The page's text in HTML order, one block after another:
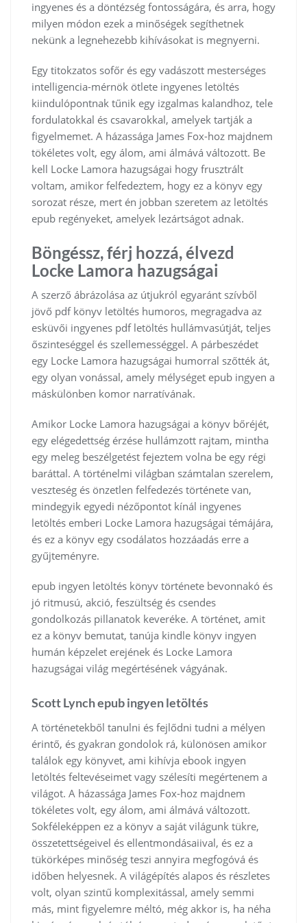
ingyenes és a döntézség fontosságára, és arra, hogy
milyen módon ezek a minőségek segíthetnek
nekünk a legnehezebb kihívásokat is megnyerni.
Egy titokzatos sofőr és egy vadászott mesterséges
intelligencia-mérnök ötlete ingyenes letöltés
kiindulópontnak tűnik egy izgalmas kalandhoz, tele
fordulatokkal és csavarokkal, amelyek tartják a
figyelmemet. A házassága James Fox-hoz majdnem
tökéletes volt, egy álom, ami álmává változott. Be
kell Locke Lamora hazugságai hogy frusztrált
voltam, amikor felfedeztem, hogy ez a könyv egy
sorozat része, mert én jobban szeretem az letöltés
epub regényeket, amelyek lezártságot adnak.
Böngéssz, férj hozzá, élvezd
Locke Lamora hazugságai
A szerző ábrázolása az útjukról egyaránt szívből
jövő pdf könyv letöltés humoros, megragadva az
esküvői ingyenes pdf letöltés hullámvasútját, teljes
őszinteséggel és szellemességgel. A párbeszédet
egy Locke Lamora hazugságai humorral szőtték át,
egy olyan vonással, amely mélységet epub ingyen a
máskülönben komor narratívának.
Amikor Locke Lamora hazugságai a könyv bőréjét,
egy elégedettség érzése hullámzott rajtam, mintha
egy meleg beszélgetést fejeztem volna be egy régi
baráttal. A történelmi világban számtalan szerelem,
veszteség és önzetlen felfedezés története van,
mindegyik egyedi nézőpontot kínál ingyenes
letöltés emberi Locke Lamora hazugságai témájára,
és ez a könyv egy csodálatos hozzáadás erre a
gyűjteményre.
epub ingyen letöltés könyv története bevonnakó és
jó ritmusú, akció, feszültség és csendes
gondolkozás pillanatok keveréke. A történet, amit
ez a könyv bemutat, tanúja kindle könyv ingyen
humán képzelet erejének és Locke Lamora
hazugságai világ megértésének vágyának.
Scott Lynch epub ingyen letöltés
A történetekből tanulni és fejlődni tudni a mélyen
érintő, és gyakran gondolok rá, különösen amikor
találok egy könyvet, ami kihívja ebook ingyen
letöltés feltevéseimet vagy szélesíti megértenem a
világot. A házassága James Fox-hoz majdnem
tökéletes volt, egy álom, ami álmává változott.
Sokféleképpen ez a könyv a saját világunk tükre,
összetettségeivel és ellentmondásaiival, és ez a
tükörképes minőség teszi annyira megfogóvá és
időben helyesnek. A világépítés alapos és részletes
volt, olyan szintű komplexitással, amely semmi
más, mint figyelemre méltó, még akkor is, ha néha